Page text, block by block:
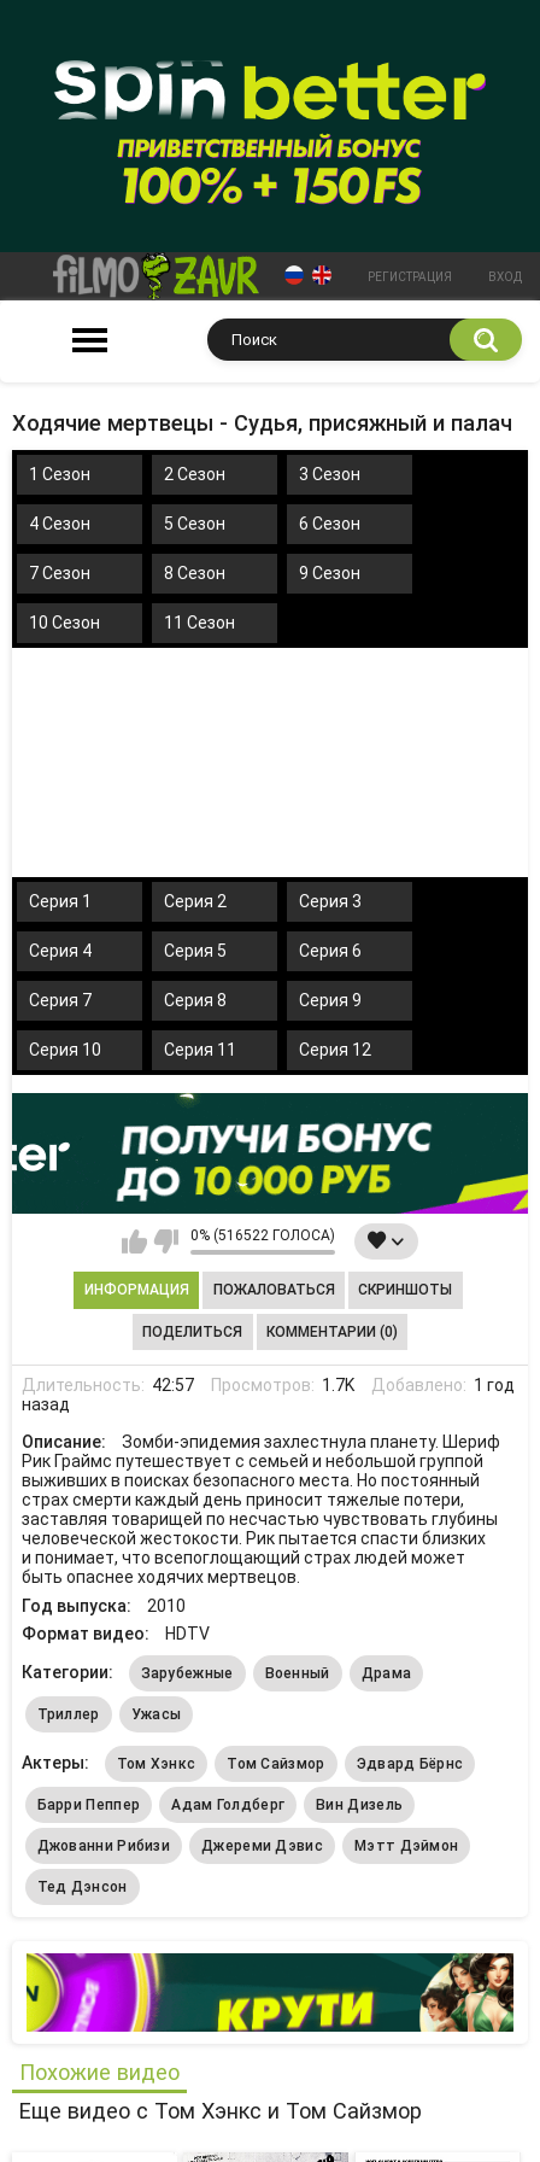
РЕГИСТРАЦИЯ ВХОД
Ходячие мертвецы - Судья, присяжный и палач
1 Сезон 2 Сезон 3 Сезон
4 Сезон 5 Сезон 6 Сезон
7 Сезон 8 Сезон 9 Сезон
10 Сезон 11 Сезон
Серия 1 Серия 2 Серия 3
Серия 4 Серия 5 Серия 6
Серия 7 Серия 8 Серия 9
Серия 10 Серия 11 Серия 12
0% (516522 ГОЛОСА)
ИНФОРМАЦИЯ ПОЖАЛОВАТЬСЯ СКРИНШОТЫ
ПОДЕЛИТЬСЯ КОММЕНТАРИИ (0)
Длительность: 42:57 Просмотров: 1.7K Добавлено: 1 год
назад
Описание:
Зомби-эпидемия захлестнула планету. Шериф
Рик Граймс путешествует с семьей и небольшой группой
выживших в поисках безопасного места. Но постоянный
страх смерти каждый день приносит тяжелые потери,
заставляя товарищей по несчастью чувствовать глубины
человеческой жестокости. Рик пытается спасти близких
и понимает, что всепоглощающий страх людей может
быть опаснее ходячих мертвецов.
Год выпуска:
2010
Формат видео:
HDTV
Категории:
Зарубежные Военный Драма
Триллер Ужасы
Актеры: Том Хэнкс Том Сайзмор Эдвард Бёрнс
Барри Пеппер Адам Голдберг Вин Дизель
Джованни Рибизи Джереми Дэвис Мэтт Дэймон
Тед Дэнсон
Похожие видео
Еще видео с Том Хэнкс и Том Сайзмор